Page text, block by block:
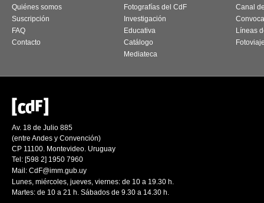
Quiénes somos
Suscripción
FAQ
Contacto
Fotografías del CdF
Investigación
Educativa
Catálogo
Mediateca
Canal
Líneas
Av. 18 de Julio 885
(entre Andes y Convención)
CP 11100. Montevideo. Uruguay
Tel: [598 2] 1950 7960
Mail: CdF@imm.gub.uy
Lunes, miércoles, jueves, viernes: de 10 a 19.30 h.
Martes: de 10 a 21 h. Sábados de 9.30 a 14.30 h.